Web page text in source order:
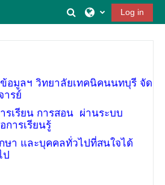
Toggle search input
Log in
ลฯ วิทยาลัยเทคนิคนนทบุรี จัด
ารย์
รเรียน การสอน ผ่านระบบ
การเรียนรู้
ษา และบุคคลทั่วไปที่สนใจได้
ป